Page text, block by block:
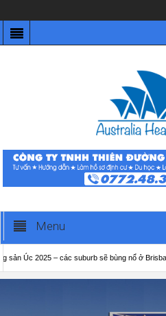
Menu
– các suburb sẽ bùng nổ ở Brisbane